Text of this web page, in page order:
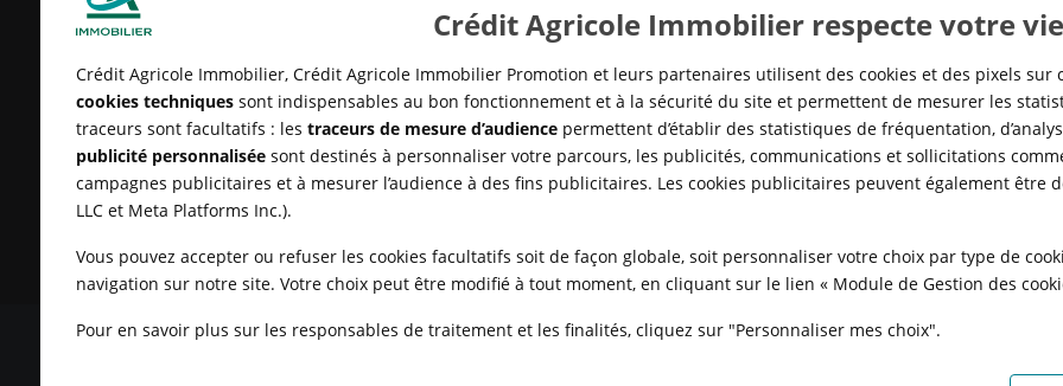
vente de logements neufsdepuis
ses clients propriétaires avec des
offres et services sur mesure :
gestion
locative, syndic de
copropriété,…
agglomérations, en adéquation
avec la réalité des marchés locaux
pour répondre à tous les besoins
en logement, de partout en
France.
MENTIONS LÉGALES CONDITIONS GÉNÉRALES D'UTILISATION POLITIQUE DE CONFIDENTIALITÉ
MODULE DE GESTION DES
Crédit Agricole Immobilier respecte votre
Crédit Agricole Immobilier, Crédit Agricole Immobilier Promotion et leurs partenaires utilisent des cookies et des pixels
cookies techniquessont indispensables au bon fonctionnement et à la sécurité du site et permettent de mesurer les
traceurs sont facultatifs : les traceurs de mesure d’audiencepermettent d’établir des statistiques de fréquentation,
publicité personnaliséesont destinés à personnaliser votre parcours, les publicités, communications et sollicitations
campagnes publicitaires et à mesurer l’audience à des fins publicitaires. Les cookies publicitaires peuvent également être
LLC et Meta Platforms Inc.).
Vous pouvez accepter ou refuser les cookies facultatifs soit de façon globale, soit personnaliser votre choix par type de
navigation sur notre site. Votre choix peut être modifié à tout moment, en cliquant sur le lien « Module de Gestion des
Pour en savoir plus sur les responsables de traitement et les finalités, cliquez sur "Personnaliser mes choix".